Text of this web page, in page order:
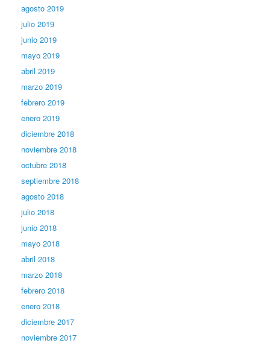
agosto 2019
julio 2019
junio 2019
mayo 2019
abril 2019
marzo 2019
febrero 2019
enero 2019
diciembre 2018
noviembre 2018
octubre 2018
septiembre 2018
agosto 2018
julio 2018
junio 2018
mayo 2018
abril 2018
marzo 2018
febrero 2018
enero 2018
diciembre 2017
noviembre 2017